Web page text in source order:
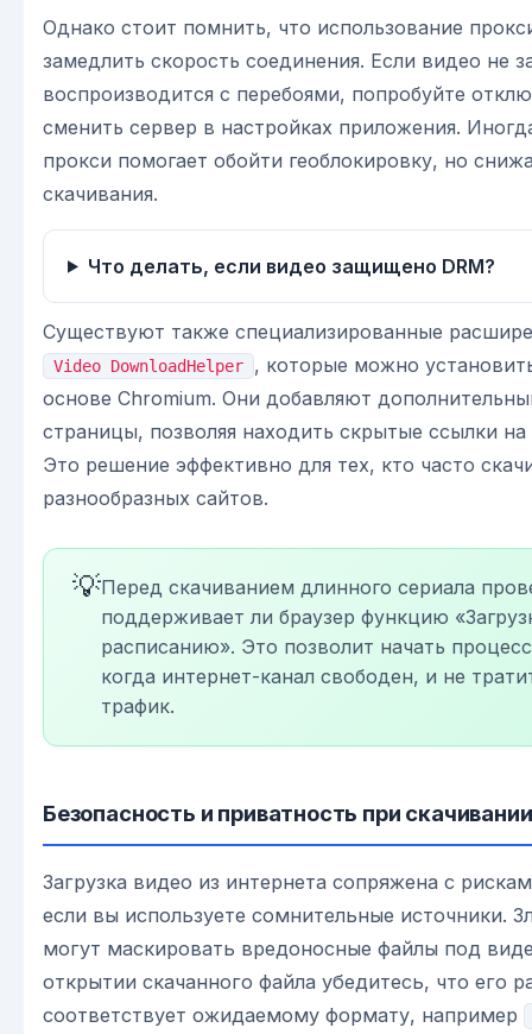
Однако стоит помнить, что использование
замедлить скорость соединения. Если видео не
воспроизводится с перебоями, попробуйте
сменить сервер в настройках приложения.
прокси помогает обойти геоблокировку, но
скачивания.
Что делать, если видео защищено DRM?
Существуют также специализированные
Video DownloadHelper
, которые можно
основе Chromium. Они добавляют
страницы, позволяя находить скрытые ссылки
Это решение эффективно для тех, кто часто
разнообразных сайтов.
💡Перед скачиванием длинного сериала
поддерживает ли браузер функцию
расписанию». Это позволит начать
когда интернет-канал свободен, и не
трафик.
Безопасность и приватность при скачивании
Загрузка видео из интернета сопряжена с
если вы используете сомнительные источники.
могут маскировать вредоносные файлы под
открытии скачанного файла убедитесь, что его
соответствует ожидаемому формату, например